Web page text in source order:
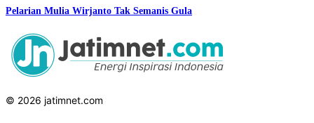
Pelarian Mulia Wirjanto Tak Semanis Gula
© 2026 jatimnet.com